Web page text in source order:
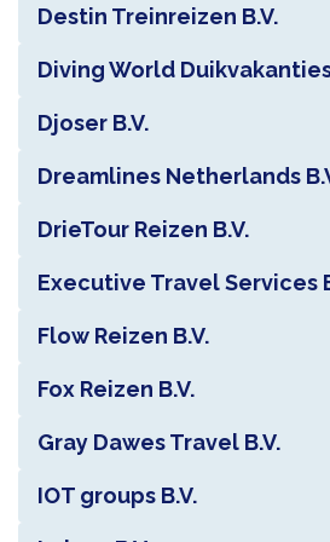
Destin Treinreizen B.V.
Diving World
Djoser B.V.
Dreamlines Netherlands
DrieTour Reizen B.V.
Executive Travel Services
Flow Reizen B.V.
Fox Reizen B.V.
Gray Dawes Travel B.V.
IOT groups B.V.